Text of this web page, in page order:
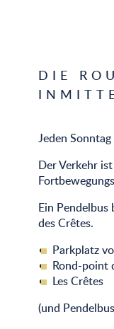
DIE
Jeden
Der Verkehr
Ein Pendelbus
des Crêtes.
Parkplatz
Rond-point
Les Crêtes
(und